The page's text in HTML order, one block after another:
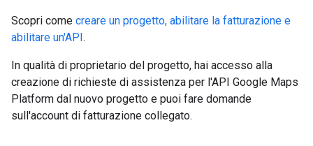
Scopri come creare un progetto, abilitare la fatturazione e
abilitare un'API.
In qualità di proprietario del progetto, hai accesso alla
creazione di richieste di assistenza per l'API Google Maps
Platform dal nuovo progetto e puoi fare domande
sull'account di fatturazione collegato.